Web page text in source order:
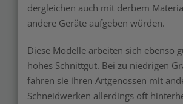
dergleichen auch mit derbem
andere Geräte aufgeben würden.
Diese Modelle arbeiten sich ebenso
hohes Schnittgut. Bei zu niedrigen
fahren sie ihren Artgenossen mit
Schneidwerken allerdings oft